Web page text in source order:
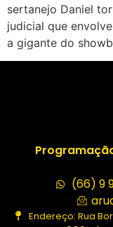
sertanejo Daniel
judicial que
a gigante do
(66) 9
Endereço: Rua